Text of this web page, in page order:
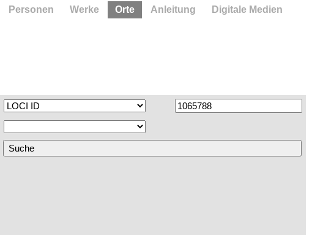
Personen Werke Orte Anleitung Digitale Medien